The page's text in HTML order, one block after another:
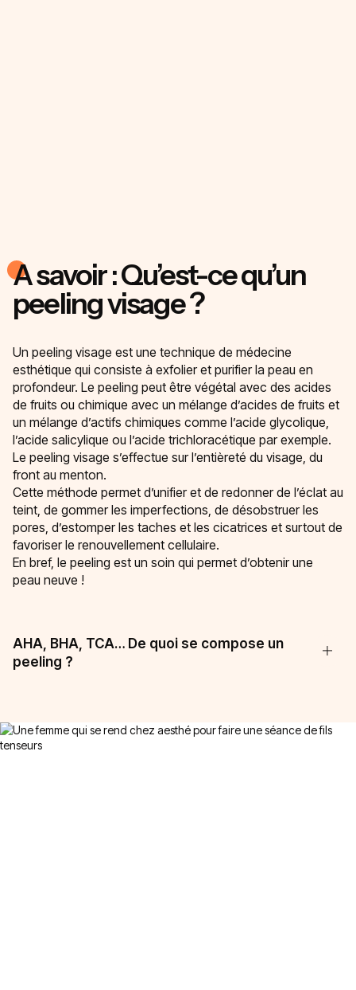
A savoir : Qu’est-ce qu’un
peeling visage ?
Un peeling visage est une technique de médecine
esthétique qui consiste à exfolier et purifier la peau en
profondeur. Le peeling peut être végétal avec des acides
de fruits ou chimique avec un mélange d’acides de fruits et
un mélange d’actifs chimiques comme l’acide glycolique,
l’acide salicylique ou l’acide trichloracétique par exemple.
Le peeling visage s’effectue sur l’entièreté du visage, du
front au menton.
Cette méthode permet d’unifier et de redonner de l’éclat au
teint, de gommer les imperfections, de désobstruer les
pores, d’estomper les taches et les cicatrices et surtout de
favoriser le renouvellement cellulaire.
En bref, le peeling est un soin qui permet d’obtenir une
peau neuve !
AHA, BHA, TCA… De quoi se compose un
peeling ?